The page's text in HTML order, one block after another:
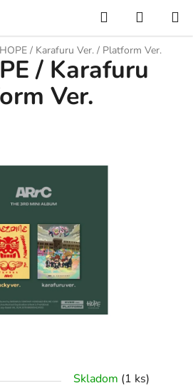
Hľadať
KOŠÍK
/ Karafuru Ver. / Platform Ver.
Skladom (1 ks)
/ Karafuru
Ver.